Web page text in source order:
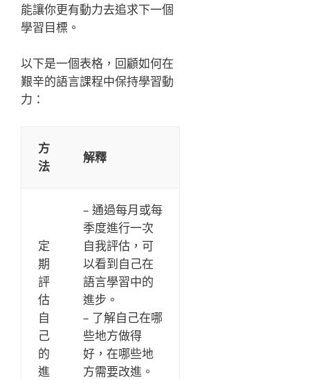
能讓你更有動力去追求下一個
學習目標。
以下是一個表格，回顧如何在
艱辛的語言課程中保持學習動
力：
方
法
解釋
定
期
評
估
自
己
的
進
– 通過每月或每
季度進行一次
自我評估，可
以看到自己在
語言學習中的
進步。
– 了解自己在哪
些地方做得
好，在哪些地
方需要改進。